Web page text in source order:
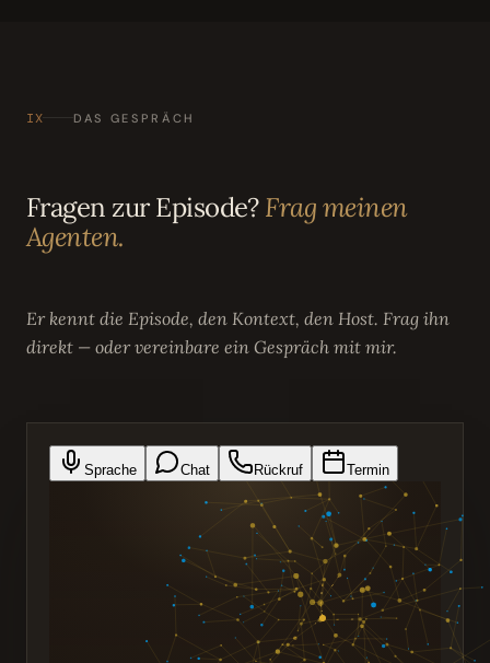
IX DAS GESPRÄCH
Fragen zur Episode?Frag meinen
Agenten.
Er kennt die Episode, den Kontext, den Host. Frag ihn
direkt — oder vereinbare ein Gespräch mit mir.
Sprache Chat Rückruf Termin